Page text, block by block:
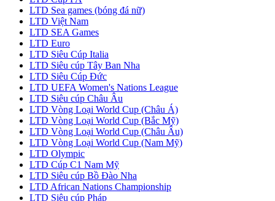
LTD Sea games (bóng đá nữ)
LTD Việt Nam
LTD SEA Games
LTD Euro
LTD Siêu Cúp Italia
LTD Siêu cúp Tây Ban Nha
LTD Siêu Cúp Đức
LTD UEFA Women's Nations League
LTD Siêu cúp Châu Âu
LTD Vòng Loại World Cup (Châu Á)
LTD Vòng Loại World Cup (Bắc Mỹ)
LTD Vòng Loại World Cup (Châu Âu)
LTD Vòng Loại World Cup (Nam Mỹ)
LTD Olympic
LTD Cúp C1 Nam Mỹ
LTD Siêu cúp Bồ Đào Nha
LTD African Nations Championship
LTD Siêu cúp Pháp